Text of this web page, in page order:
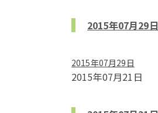
2015年07月29日
2015年07月29日
2015年07月21日